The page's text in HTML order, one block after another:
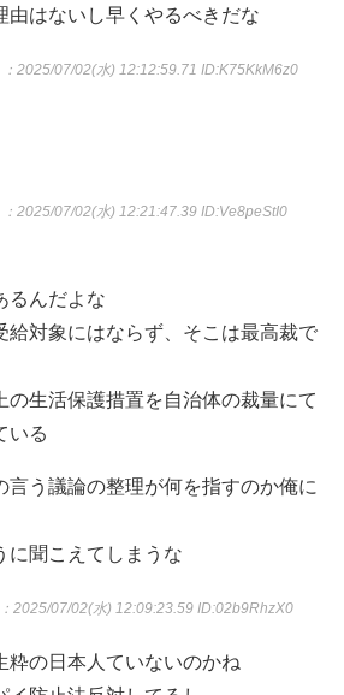
由はないし早くやるべきだな
：2025/07/02(水) 12:12:59.71 ID:K75KkM6z0
：2025/07/02(水) 12:21:47.39 ID:Ve8peStI0
るんだよな
給対象にはならず、そこは最高裁で
の生活保護措置を自治体の裁量にて
いる
言う議論の整理が何を指すのか俺に
に聞こえてしまうな
：2025/07/02(水) 12:09:23.59 ID:02b9RhzX0
粋の日本人ていないのかね